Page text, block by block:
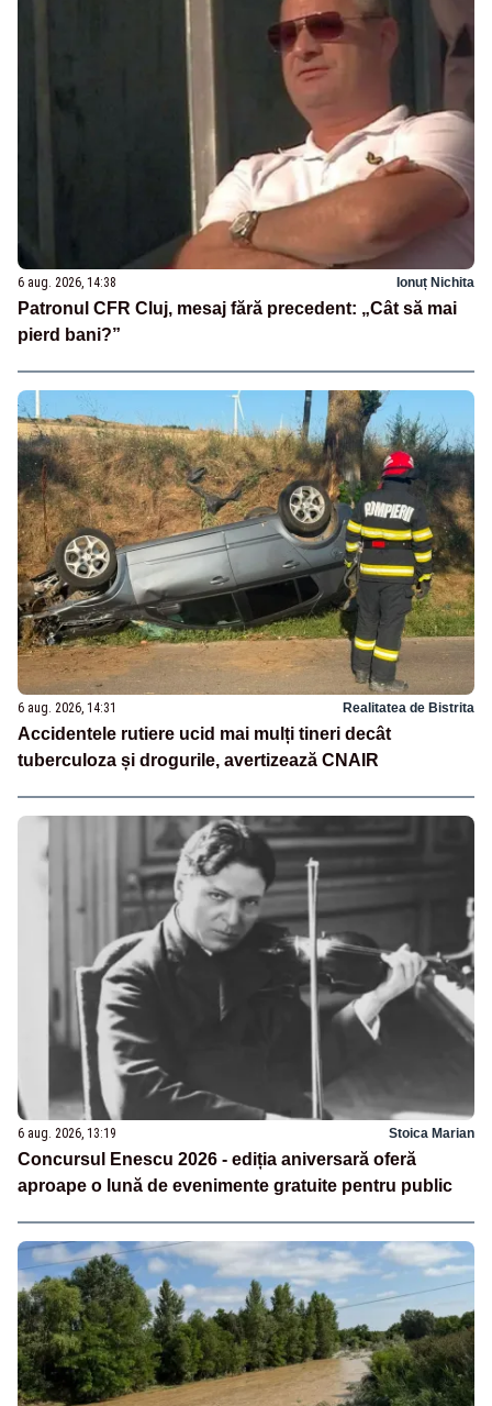
6 aug. 2026, 14:38 Ionuț Nichita
Patronul CFR Cluj, mesaj fără precedent: „Cât să mai
pierd bani?”
6 aug. 2026, 14:31 Realitatea de Bistrita
Accidentele rutiere ucid mai mulți tineri decât
tuberculoza și drogurile, avertizează CNAIR
6 aug. 2026, 13:19 Stoica Marian
Concursul Enescu 2026 - ediția aniversară oferă
aproape o lună de evenimente gratuite pentru public